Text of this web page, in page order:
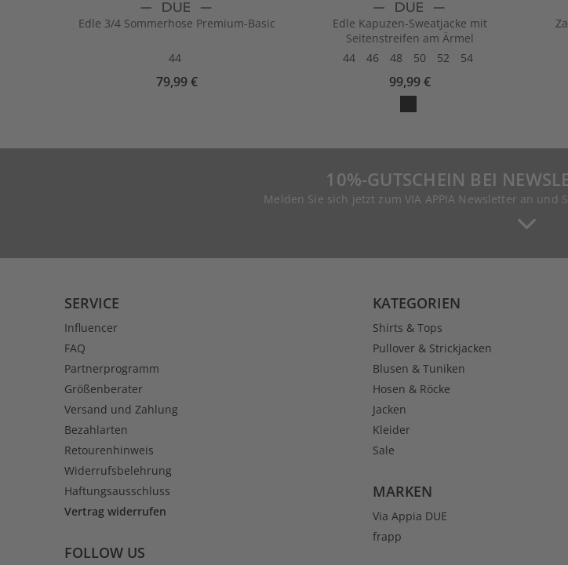
Edle 3/4 Sommerhose Premium-Basic
44
79,99 €
Edle Kapuzen-Sweatjacke mit
Seitenstreifen am Ärmel
44
46 48 50 52 54
99,99 €
10%-GUTSCHEIN BEI
Melden Sie sich jetzt zum VIA APPIA Newsletter an und
SERVICE
Influencer
FAQ
Partnerprogramm
Größenberater
Versand und Zahlung
Bezahlarten
Retourenhinweis
Widerrufsbelehrung
Haftungsausschluss
Vertrag widerrufen
FOLLOW US
KATEGORIEN
Shirts & Tops
Pullover & Strickjacken
Blusen & Tuniken
Hosen & Röcke
Jacken
Kleider
Sale
MARKEN
Via Appia DUE
frapp